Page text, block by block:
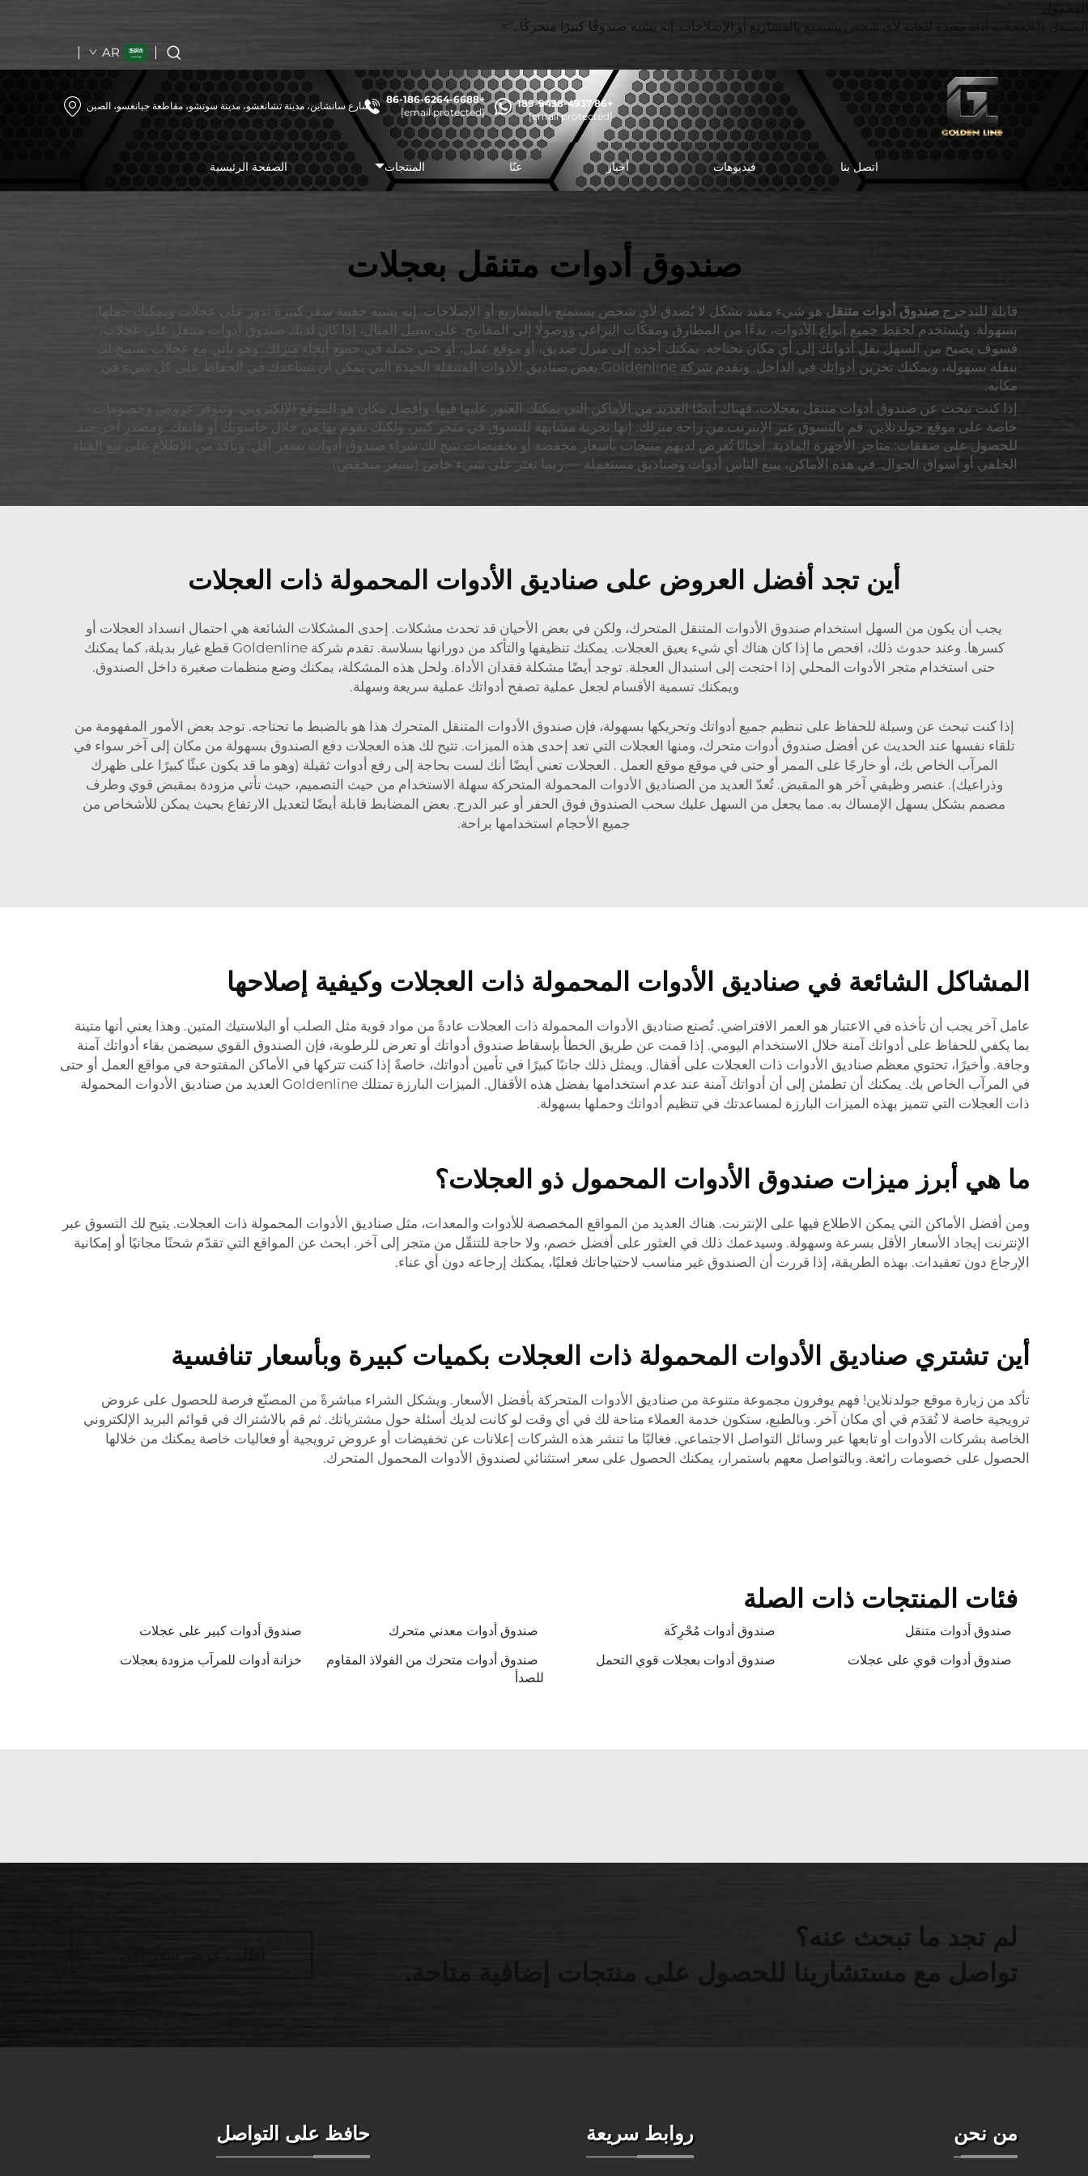
المتنقل ذا العجلات أداة مفيدة للغاية لأي شخص يستمتع بالمشاريع أو الإصلاحات. إنه يشبه صندوقًا كبيرًا متحركًا...">
AR
+86 189-9438-4937
[email protected]
+86-186-6264-6688
[email protected]
شارع سانشاين، مدينة تشانغشو، مدينة سوتشو، مقاطعة جيانغسو، الصين
الصفحة الرئيسية المنتجات عنّا أخبار فيديوهات اتصل بنا
صندوق أدوات متنقل بعجلات
قابلة للتدحرج صندوق أدوات متنقل هو شيء مفيد بشكل لا يُصدق لأي شخص يستمتع بالمشاريع أو الإصلاحات. إنه يشبه حقيبة سفر كبيرة تدور على عجلات ويمكنك حملها
بسهولة. ويُستخدم لحفظ جميع أنواع الأدوات، بدءًا من المطارق ومفكّات البراغي ووصولًا إلى المفاتيح. على سبيل المثال، إذا كان لديك صندوق أدوات متنقل على عجلات،
فسوف يصبح من السهل نقل أدواتك إلى أي مكان تحتاجه. يمكنك أخذه إلى منزل صديق، أو موقع عمل، أو حتى حمله في جميع أنحاء منزلك. وهو يأتي مع عجلات تسمح لك
بنقله بسهولة، ويمكنك تخزين أدواتك في الداخل. وتقدم شركة Goldenline بعض صناديق الأدوات المتنقلة الجيدة التي يمكن أن تساعدك في الحفاظ على كل شيء في
مكانه.
إذا كنت تبحث عن صندوق أدوات متنقل بعجلات، فهناك أيضًا العديد من الأماكن التي يمكنك العثور عليها فيها. وأفضل مكان هو الموقع الإلكتروني. وتتوفر عروض وخصومات
خاصة على موقع جولدنلاين. قم بالتسوق عبر الإنترنت من راحة منزلك. إنها تجربة مشابهة للتسوق في متجر كبير، ولكنك تقوم بها من خلال حاسوبك أو هاتفك. ومصدر آخر جيد
للحصول على صفقات: متاجر الأجهزة المادية. أحيانًا تُعرض لديهم منتجات بأسعار مخفضة أو تخفيضات تتيح لك شراء صندوق أدوات بسعر أقل. وتأكد من الاطلاع على بيع الفناء
الخلفي أو أسواق الجوال. في هذه الأماكن، يبيع الناس أدوات وصناديق مستعملة — ربما تعثر على شيء خاص (بسعر منخفض).
أين تجد أفضل العروض على صناديق الأدوات المحمولة ذات العجلات
يجب أن يكون من السهل استخدام صندوق الأدوات المتنقل المتحرك، ولكن في بعض الأحيان قد تحدث مشكلات. إحدى المشكلات الشائعة هي احتمال انسداد العجلات أو
كسرها. وعند حدوث ذلك، افحص ما إذا كان هناك أي شيء يعيق العجلات. يمكنك تنظيفها والتأكد من دورانها بسلاسة. تقدم شركة Goldenline قطع غيار بديلة، كما يمكنك
حتى استخدام متجر الأدوات المحلي إذا احتجت إلى استبدال العجلة. توجد أيضًا مشكلة فقدان الأداة. ولحل هذه المشكلة، يمكنك وضع منظمات صغيرة داخل الصندوق.
ويمكنك تسمية الأقسام لجعل عملية تصفح أدواتك عملية سريعة وسهلة.
إذا كنت تبحث عن وسيلة للحفاظ على تنظيم جميع أدواتك وتحريكها بسهولة، فإن صندوق الأدوات المتنقل المتحرك هذا هو بالضبط ما تحتاجه. توجد بعض الأمور المفهومة من
تلقاء نفسها عند الحديث عن أفضل صندوق أدوات متحرك، ومنها العجلات التي تعد إحدى هذه الميزات. تتيح لك هذه العجلات دفع الصندوق بسهولة من مكان إلى آخر سواء في
المرآب الخاص بك، أو خارجًا على الممر أو حتى في موقع موقع العمل . العجلات تعني أيضًا أنك لست بحاجة إلى رفع أدوات ثقيلة (وهو ما قد يكون عبئًا كبيرًا على ظهرك
وذراعيك). عنصر وظيفي آخر هو المقبض. تُعدّ العديد من الصناديق الأدوات المحمولة المتحركة سهلة الاستخدام من حيث التصميم، حيث تأتي مزودة بمقبض قوي وطرف
مصمم بشكل يسهل الإمساك به. مما يجعل من السهل عليك سحب الصندوق فوق الحفر أو عبر الدرج. بعض المضابط قابلة أيضًا لتعديل الارتفاع بحيث يمكن للأشخاص من
جميع الأحجام استخدامها براحة.
المشاكل الشائعة في صناديق الأدوات المحمولة ذات العجلات وكيفية إصلاحها
عامل آخر يجب أن تأخذه في الاعتبار هو العمر الافتراضي. تُصنع صناديق الأدوات المحمولة ذات العجلات عادةً من مواد قوية مثل الصلب أو البلاستيك المتين. وهذا يعني أنها متينة
بما يكفي للحفاظ على أدواتك آمنة خلال الاستخدام اليومي. إذا قمت عن طريق الخطأ بإسقاط صندوق أدواتك أو تعرض للرطوبة، فإن الصندوق القوي سيضمن بقاء أدواتك آمنة
وجافة. وأخيرًا، تحتوي معظم صناديق الأدوات ذات العجلات على أقفال. ويمثل ذلك جانبًا كبيرًا في تأمين أدواتك، خاصةً إذا كنت تتركها في الأماكن المفتوحة في مواقع العمل أو حتى
في المرآب الخاص بك. يمكنك أن تطمئن إلى أن أدواتك آمنة عند عدم استخدامها بفضل هذه الأقفال. الميزات البارزة تمتلك Goldenline العديد من صناديق الأدوات المحمولة
ذات العجلات التي تتميز بهذه الميزات البارزة لمساعدتك في تنظيم أدواتك وحملها بسهولة.
ما هي أبرز ميزات صندوق الأدوات المحمول ذو العجلات؟
ومن أفضل الأماكن التي يمكن الاطلاع فيها على الإنترنت. هناك العديد من المواقع المخصصة للأدوات والمعدات، مثل صناديق الأدوات المحمولة ذات العجلات. يتيح لك التسوق عبر
الإنترنت إيجاد الأسعار الأقل بسرعة وسهولة. وسيدعمك ذلك في العثور على أفضل خصم، ولا حاجة للتنقّل من متجر إلى آخر. ابحث عن المواقع التي تقدّم شحنًا مجانيًا أو إمكانية
الإرجاع دون تعقيدات. بهذه الطريقة، إذا قررت أن الصندوق غير مناسب لاحتياجاتك فعليًا، يمكنك إرجاعه دون أي عناء.
أين تشتري صناديق الأدوات المحمولة ذات العجلات بكميات كبيرة وبأسعار تنافسية
تأكد من زيارة موقع جولدنلاين! فهم يوفرون مجموعة متنوعة من صناديق الأدوات المتحركة بأفضل الأسعار. ويشكل الشراء مباشرةً من المصنّع فرصة للحصول على عروض
ترويجية خاصة لا تُقدَم في أي مكان آخر. وبالطبع، ستكون خدمة العملاء متاحة لك في أي وقت لو كانت لديك أسئلة حول مشترياتك. ثم قم بالاشتراك في قوائم البريد الإلكتروني
الخاصة بشركات الأدوات أو تابعها عبر وسائل التواصل الاجتماعي. فغالبًا ما تنشر هذه الشركات إعلانات عن تخفيضات أو عروض ترويجية أو فعاليات خاصة يمكنك من خلالها
الحصول على خصومات رائعة. وبالتواصل معهم باستمرار، يمكنك الحصول على سعر استثنائي لصندوق الأدوات المحمول المتحرك.
فئات المنتجات ذات الصلة
صندوق أدوات متنقل صندوق أدوات مُحْرِكَة صندوق أدوات معدني متحرك
صندوق أدوات كبير على عجلات
صندوق أدوات قوي على عجلات
صندوق أدوات بعجلات قوي التحمل
صندوق أدوات متحرك من الفولاذ المقاوم
للصدأ
خزانة أدوات للمرآب مزودة بعجلات
لم تجد ما تبحث عنه؟
تواصل مع مستشارينا للحصول على منتجات إضافية متاحة.
من نحن روابط سريعة حافظ على التواصل